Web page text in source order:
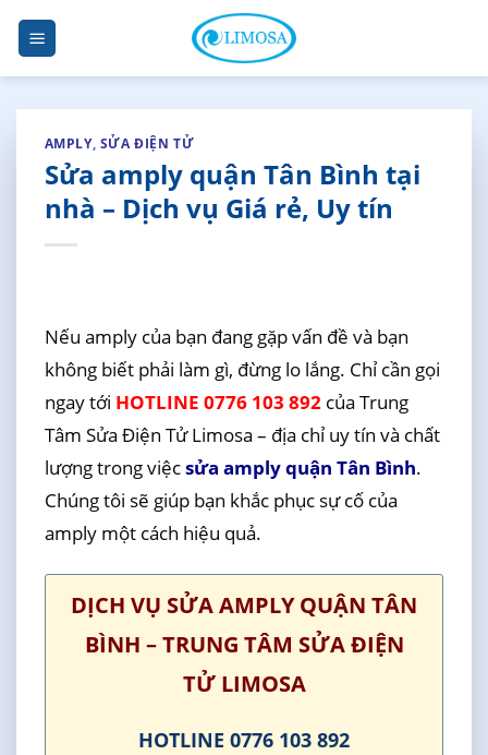
Skip
content
AMPLY, SỬA ĐIỆN TỬ
Sửa amply quận Tân Bình tại
nhà – Dịch vụ Giá rẻ, Uy tín
Nếu amply của bạn đang gặp vấn đề và bạn
không biết phải làm gì, đừng lo lắng. Chỉ cần gọi
ngay tới HOTLINE 0776 103 892của Trung
Tâm Sửa Điện Tử Limosa – địa chỉ uy tín và chất
lượng trong việcsửa amply quận Tân Bình.
Chúng tôi sẽ giúp bạn khắc phục sự cố của
amply một cách hiệu quả.
DỊCH VỤ SỬA AMPLY QUẬN TÂN
BÌNH – TRUNG TÂM SỬA ĐIỆN
TỬ LIMOSA
HOTLINE 0776 103 892